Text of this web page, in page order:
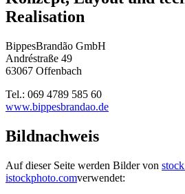
Realisation
BippesBrandão GmbH
Andréstraße 49
63067 Offenbach
Tel.: 069 4789 585 60
www.bippesbrandao.de
Bildnachweis
Auf dieser Seite werden Bilder von
istockphoto.comverwendet: